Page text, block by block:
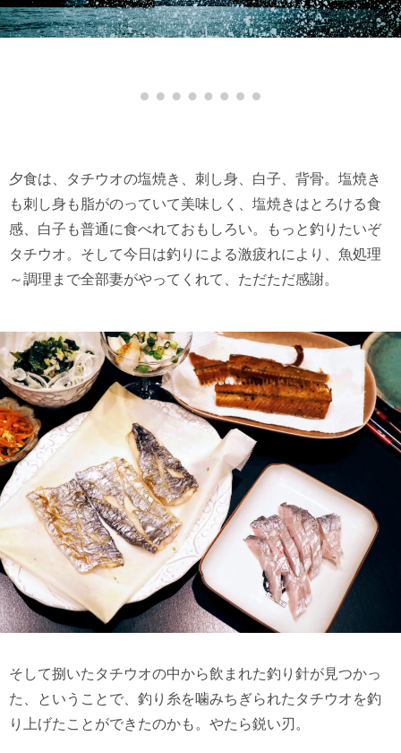
夕食は、タチウオの塩焼き、刺し身、白子、背骨。塩焼き
も刺し身も脂がのっていて美味しく、塩焼きはとろける食
感、白子も普通に食べれておもしろい。もっと釣りたいぞ
タチウオ。そして今日は釣りによる激疲れにより、魚処理
～調理まで全部妻がやってくれて、ただただ感謝。
そして捌いたタチウオの中から飲まれた釣り針が見つかっ
た、ということで、釣り糸を噛みちぎられたタチウオを釣
り上げたことができたのかも。やたら鋭い刃。